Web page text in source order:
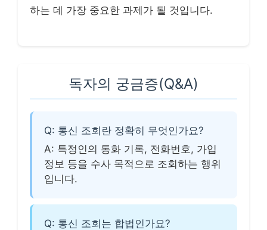
하는 데 가장 중요한 과제가 될 것입니다.
독자의 궁금증(Q&A)
Q: 통신 조회란 정확히 무엇인가요?
A: 특정인의 통화 기록, 전화번호, 가입
정보 등을 수사 목적으로 조회하는 행위
입니다.
Q: 통신 조회는 합법인가요?